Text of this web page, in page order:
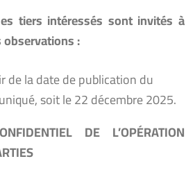
tiers intéressés sont invités à
:
de la date de publication du
soit le 22 décembre 2025.
DE L’OPÉRATION